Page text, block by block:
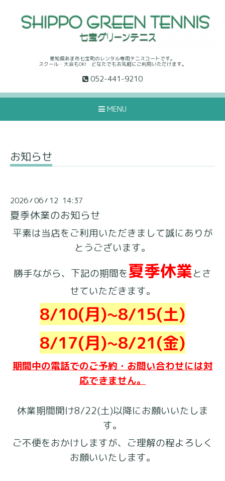
愛知県あま市七宝町のレンタル専用テニスコートです。
スクール・大会もOK! どなたでもお気軽にご利用いただけます。
052-441-9210
MENU
お知らせ
2026/06/ 12 14:37
夏季休業のお知らせ
平素は当店をご利用いただきまして誠にありが
とうございます。
勝手ながら、下記の期間を夏季休業とさ
せていただきます。
8/10(月)~8/15(土)
8/17(月)~8/21(金)
期間中の電話でのご予約・お問い合わせには対
応できません。
休業期間開け8/22(土)以降にお願いいたしま
す。
ご不便をおかけしますが、ご理解の程よろしく
お願いいたします。